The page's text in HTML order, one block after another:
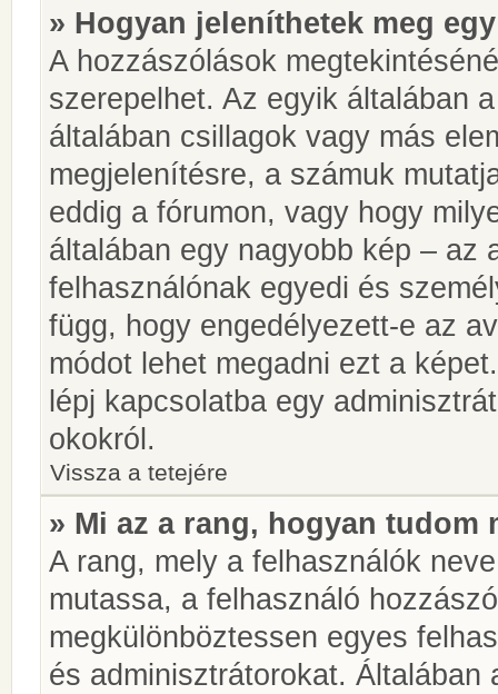
» Hogyan jeleníthetek meg
A hozzászólások
szerepelhet. Az egyik általában
általában csillagok vagy más
megjelenítésre, a számuk
eddig a fórumon, vagy hogy
általában egy nagyobb kép – az
felhasználónak egyedi és
függ, hogy engedélyezett-e az
módot lehet megadni ezt a
lépj kapcsolatba egy
okokról.
Vissza a tetejére
» Mi az a rang, hogyan tudom
A rang, mely a felhasználók
mutassa, a felhasználó
megkülönböztessen egyes
és adminisztrátorokat. Általában